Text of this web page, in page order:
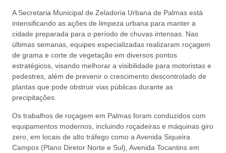
A Secretaria Municipal de Zeladoria Urbana de Palmas está
intensificando as ações de limpeza urbana para manter a
cidade preparada para o período de chuvas intensas. Nas
últimas semanas, equipes especializadas realizaram roçagem
de grama e corte de vegetação em diversos pontos
estratégicos, visando melhorar a visibilidade para motoristas e
pedestres, além de prevenir o crescimento descontrolado de
plantas que pode obstruir vias públicas durante as
precipitações.
Os trabalhos de roçagem em Palmas foram conduzidos com
equipamentos modernos, incluindo roçadeiras e máquinas giro
zero, em locais de alto tráfego como a Avenida Siqueira
Campos (Plano Diretor Norte e Sul), Avenida Tocantins em